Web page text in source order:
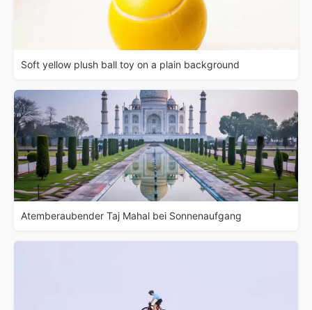
Soft yellow plush ball toy on a plain background
Atemberaubender Taj Mahal bei Sonnenaufgang